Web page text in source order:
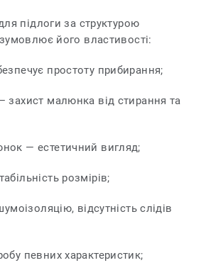
підлоги за структурою
його властивості:
простоту прибирання;
захист малюнка від стирання та
— естетичний вигляд;
розмірів;
відсутність слідів
певних характеристик;